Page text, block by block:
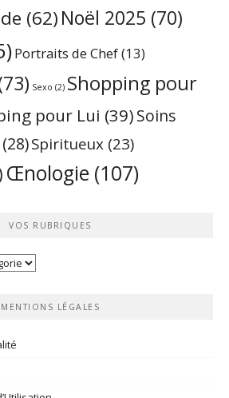
(62)Noël 2025 (70)
Portraits de Chef(13)
Sexo (2) Shopping pour
pour Lui (39)Soins
(28)Spiritueux (23)
Œnologie (107)
VOS RUBRIQUES
MENTIONS LÉGALES